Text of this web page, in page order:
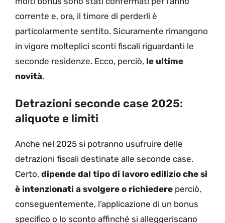
corrente e, ora, il timore di perderli è
particolarmente sentito. Sicuramente rimangono
in vigore molteplici sconti fiscali riguardanti le
seconde residenze. Ecco, perciò, le ultime
novità.
Detrazioni seconde case 2025:
aliquote e limiti
Anche nel 2025 si potranno usufruire delle
detrazioni fiscali destinate alle seconde case.
Certo, dipende dal tipo di lavoro edilizio che si
è intenzionati a svolgere o richiedere perciò,
conseguentemente, l’applicazione di un bonus
specifico o lo sconto affinché si alleggeriscano